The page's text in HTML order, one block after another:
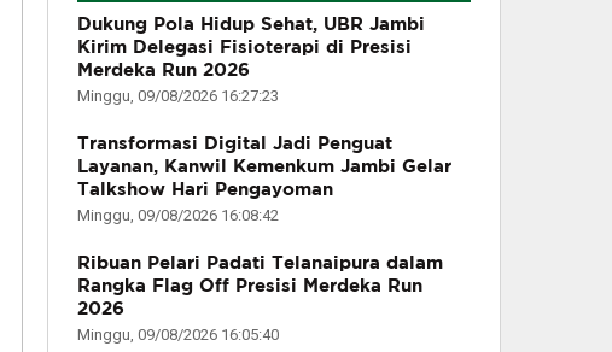
Dukung Pola Hidup Sehat, UBR Jambi
Kirim Delegasi Fisioterapi di Presisi
Merdeka Run 2026
Minggu, 09/08/2026 16:27:23
Transformasi Digital Jadi Penguat
Layanan, Kanwil Kemenkum Jambi Gelar
Talkshow Hari Pengayoman
Minggu, 09/08/2026 16:08:42
Ribuan Pelari Padati Telanaipura dalam
Rangka Flag Off Presisi Merdeka Run
2026
Minggu, 09/08/2026 16:05:40